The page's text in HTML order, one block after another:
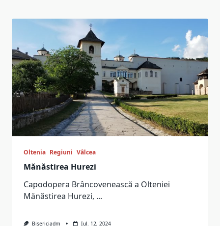
Oltenia Regiuni Vâlcea
Mănăstirea Hurezi
Capodopera Brâncovenească a Olteniei
Mănăstirea Hurezi, ...
Bisericiadm Iul. 12, 2024